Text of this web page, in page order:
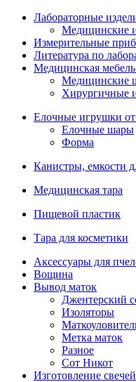
Лабораторные
Медицинские
Измерительные
Литература по
Медицинская мебель
Медицинские
Хирургичные
Елочные игрушки от
Елочные шары
Форма
Канистры, емкости
Медицинская тара
Пищевой пластик
Тара для косметики
Аксессуары для
Вощина
Вывод маток
Джентерский
Изоляторы
Метка маток
Разное
Сот Никот
Изготовление свечей